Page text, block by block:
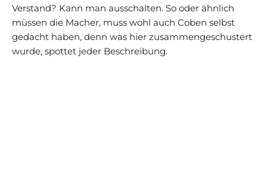
Verstand? Kann man ausschalten. So oder ähnlich
müssen die Macher, muss wohl auch Coben selbst
gedacht haben, denn was hier zusammengeschustert
wurde, spottet jeder Beschreibung.